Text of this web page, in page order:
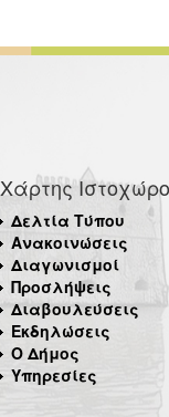
Χάρτης
Δελτία Τύπου
Ανακοινώσεις
Διαγωνισμοί
Προσλήψεις
Διαβουλεύσεις
Εκδηλώσεις
Ο Δήμος
Υπηρεσίες